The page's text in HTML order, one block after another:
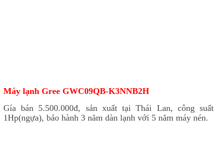
Máy lạnh Gree GWC09QB-K3NNB2H
Gía bán 5.500.000đ, sản xuất tại Thái Lan, công suất
1Hp(ngựa), bảo hành 3 năm dàn lạnh với 5 năm máy nén.